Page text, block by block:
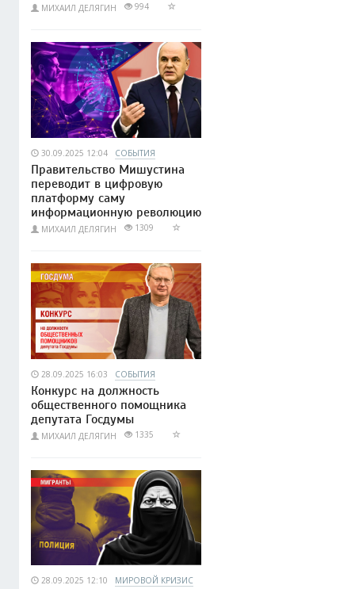
МИХАИЛ ДЕЛЯГИН 994
30.09.2025 12:04 СОБЫТИЯ
Правительство Мишустина
переводит в цифровую
платформу саму
информационную революцию
МИХАИЛ ДЕЛЯГИН 1309
28.09.2025 16:03 СОБЫТИЯ
Конкурс на должность
общественного помощника
депутата Госдумы
МИХАИЛ ДЕЛЯГИН 1335
28.09.2025 12:10 МИРОВОЙ КРИЗИС